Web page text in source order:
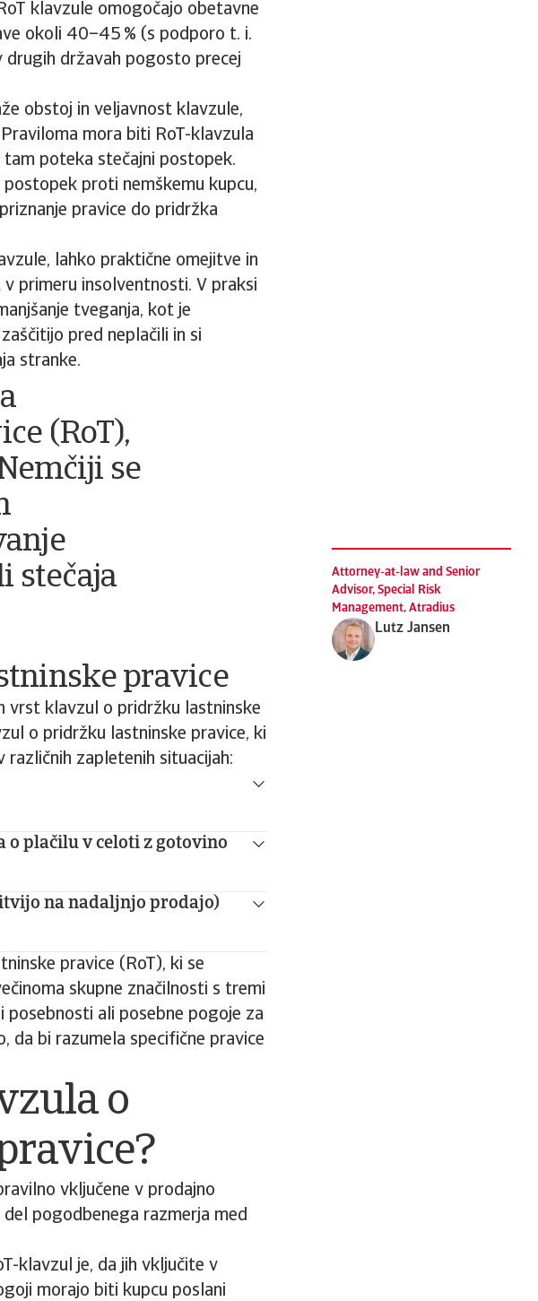
klavzule omogočajo obetavne
okoli 40–45 % (s podporo t. i.
drugih državah pogosto precej
obstoj in veljavnost klavzule,
mora biti RoT-klavzula
tam poteka stečajni postopek.
proti nemškemu kupcu,
pravice do pridržka
lahko praktične omejitve in
primeru insolventnosti. V praksi
tveganja, kot je
pred neplačili in si
stranke.
(RoT),
se
stečaja
Attorney-at-law and Senior
Advisor, Special Risk
Management, Atradius
Lutz Jansen
pravice
vrst klavzul o pridržku lastninske
o pridržku lastninske pravice, ki
zapletenih situacijah:
plačilu v celoti z gotovino
na nadaljnjo prodajo)
pravice (RoT), ki se
skupne značilnosti s tremi
posebnosti ali posebne pogoje za
da bi razumela specifične pravice
o
vključene v prodajno
pogodbenega razmerja med
klavzul je, da jih vključite v
morajo biti kupcu poslani